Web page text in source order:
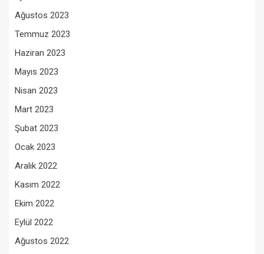
Ağustos 2023
Temmuz 2023
Haziran 2023
Mayıs 2023
Nisan 2023
Mart 2023
Şubat 2023
Ocak 2023
Aralık 2022
Kasım 2022
Ekim 2022
Eylül 2022
Ağustos 2022